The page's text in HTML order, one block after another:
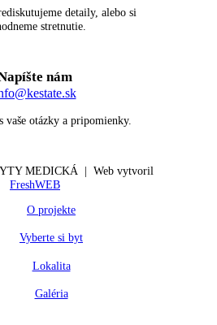
detaily, alebo si
stretnutie.
nám
vaše otázky a pripomienky.
MEDICKÁ | Web vytvoril
FreshWEB
O projekte
Vyberte si byt
Lokalita
Galéria